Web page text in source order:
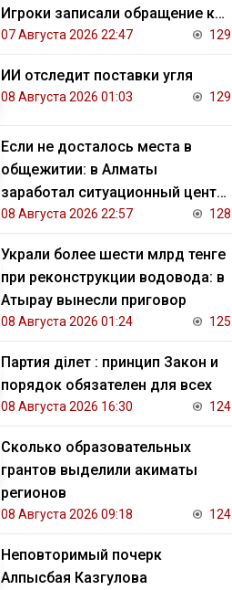
Игроки записали обращение к
президенту
07 Августа 2026 22:47 129
ИИ отследит поставки угля
08 Августа 2026 01:03 129
Если не досталось места в
общежитии: в Алматы
заработал ситуационный центр
для студентов
08 Августа 2026 22:57 128
Украли более шести млрд тенге
при реконструкции водовода: в
Атырау вынесли приговор
08 Августа 2026 01:24 125
Партия Әділет : принцип Закон и
порядок обязателен для всех
08 Августа 2026 16:30 124
Сколько образовательных
грантов выделили акиматы
регионов
08 Августа 2026 09:18 124
Неповторимый почерк
Алпысбая Казгулова